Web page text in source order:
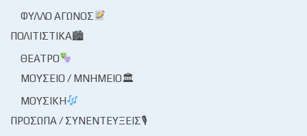
ΦΎΛΛΟ ΑΓΏΝΟΣ
ΠΟΛΙΤΙΣΤΙΚΆ🏙
ΘΈΑΤΡΟ
ΜΟΥΣΕΊΟ / ΜΝΗΜΕΊΟ🏛
ΜΟΥΣΙΚΉ
ΠΡΌΣΩΠΑ / ΣΥΝΕΝΤΕΎΞΕΙΣ🎙